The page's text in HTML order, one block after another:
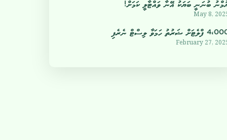
ބުނަނީ ބަޔަކު އޭނާ ވައްޓާލީ ކަމަށް!
May 8,
ފްލެޓަށް ޝަރުތު ހަމަވާ ލިސްޓް ނެރެފި
February 27,